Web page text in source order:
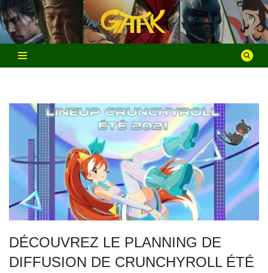
Aller
au
contenu
DÉCOUVREZ LE PLANNING DE
DIFFUSION DE CRUNCHYROLL ÉTÉ